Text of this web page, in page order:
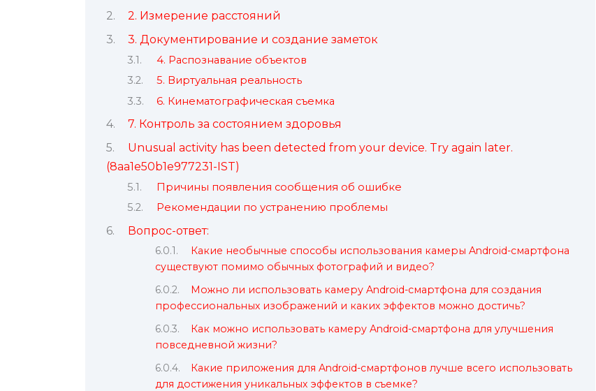
2. Измерение расстояний
3. Документирование и создание заметок
4. Распознавание объектов
5. Виртуальная реальность
6. Кинематографическая съемка
7. Контроль за состоянием здоровья
Unusual activity has been detected from your device. Try again later.
(8aa1e50b1e977231-IST)
Причины появления сообщения об ошибке
Рекомендации по устранению проблемы
Вопрос-ответ:
Какие необычные способы использования камеры Android-смартфона
существуют помимо обычных фотографий и видео?
Можно ли использовать камеру Android-смартфона для создания
профессиональных изображений и каких эффектов можно достичь?
Как можно использовать камеру Android-смартфона для улучшения
повседневной жизни?
Какие приложения для Android-смартфонов лучше всего использовать
для достижения уникальных эффектов в съемке?